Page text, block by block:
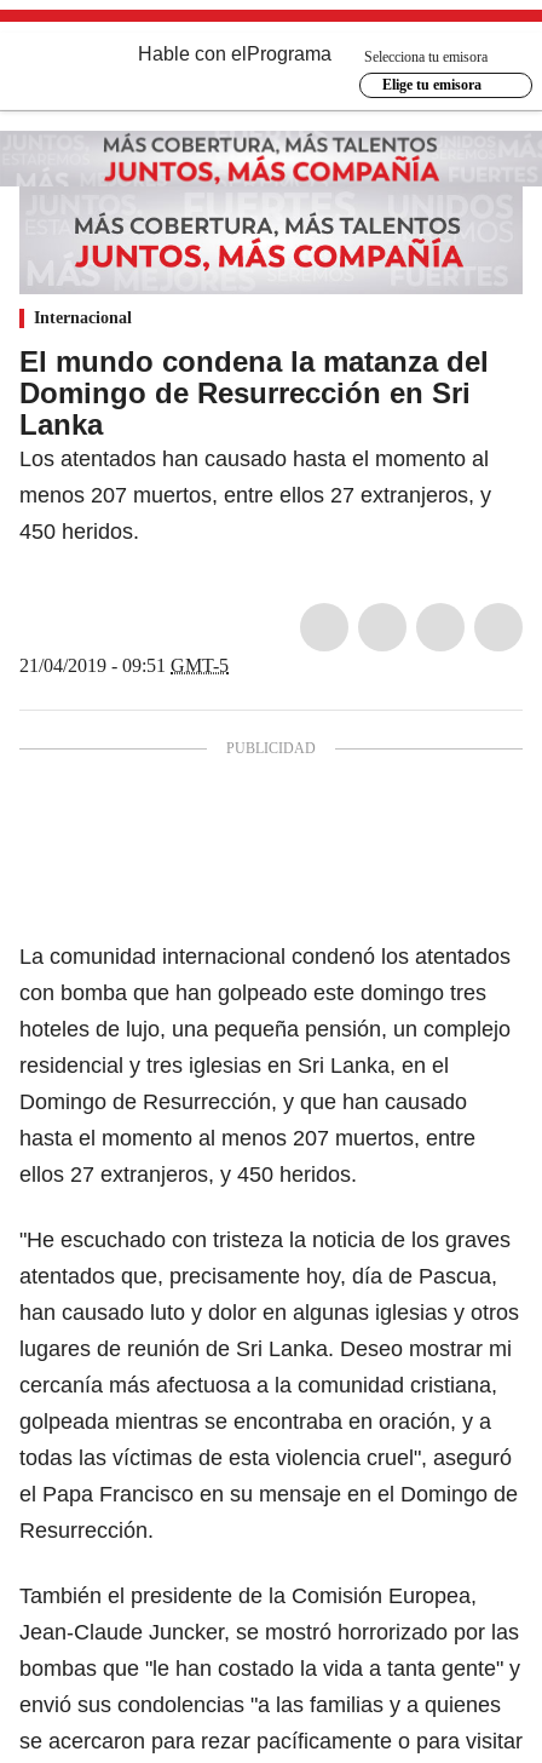
Hable con el Programa
Selecciona tu emisora
Elige tu emisora
Internacional
El mundo condena la matanza del
Domingo de Resurrección en Sri
Lanka
Los atentados han causado hasta el momento al
menos 207 muertos, entre ellos 27 extranjeros, y
450 heridos.
21/04/2019 - 09:51 GMT-5
La comunidad internacional condenó los atentados
con bomba que han golpeado este domingo tres
hoteles de lujo, una pequeña pensión, un complejo
residencial y tres iglesias en Sri Lanka, en el
Domingo de Resurrección, y que han causado
hasta el momento al menos 207 muertos, entre
ellos 27 extranjeros, y 450 heridos.
"He escuchado con tristeza la noticia de los graves
atentados que, precisamente hoy, día de Pascua,
han causado luto y dolor en algunas iglesias y otros
lugares de reunión de Sri Lanka. Deseo mostrar mi
cercanía más afectuosa a la comunidad cristiana,
golpeada mientras se encontraba en oración, y a
todas las víctimas de esta violencia cruel", aseguró
el Papa Francisco en su mensaje en el Domingo de
Resurrección.
También el presidente de la Comisión Europea,
Jean-Claude Juncker, se mostró horrorizado por las
bombas que "le han costado la vida a tanta gente" y
envió sus condolencias "a las familias y a quienes
se acercaron para rezar pacíficamente o para visitar